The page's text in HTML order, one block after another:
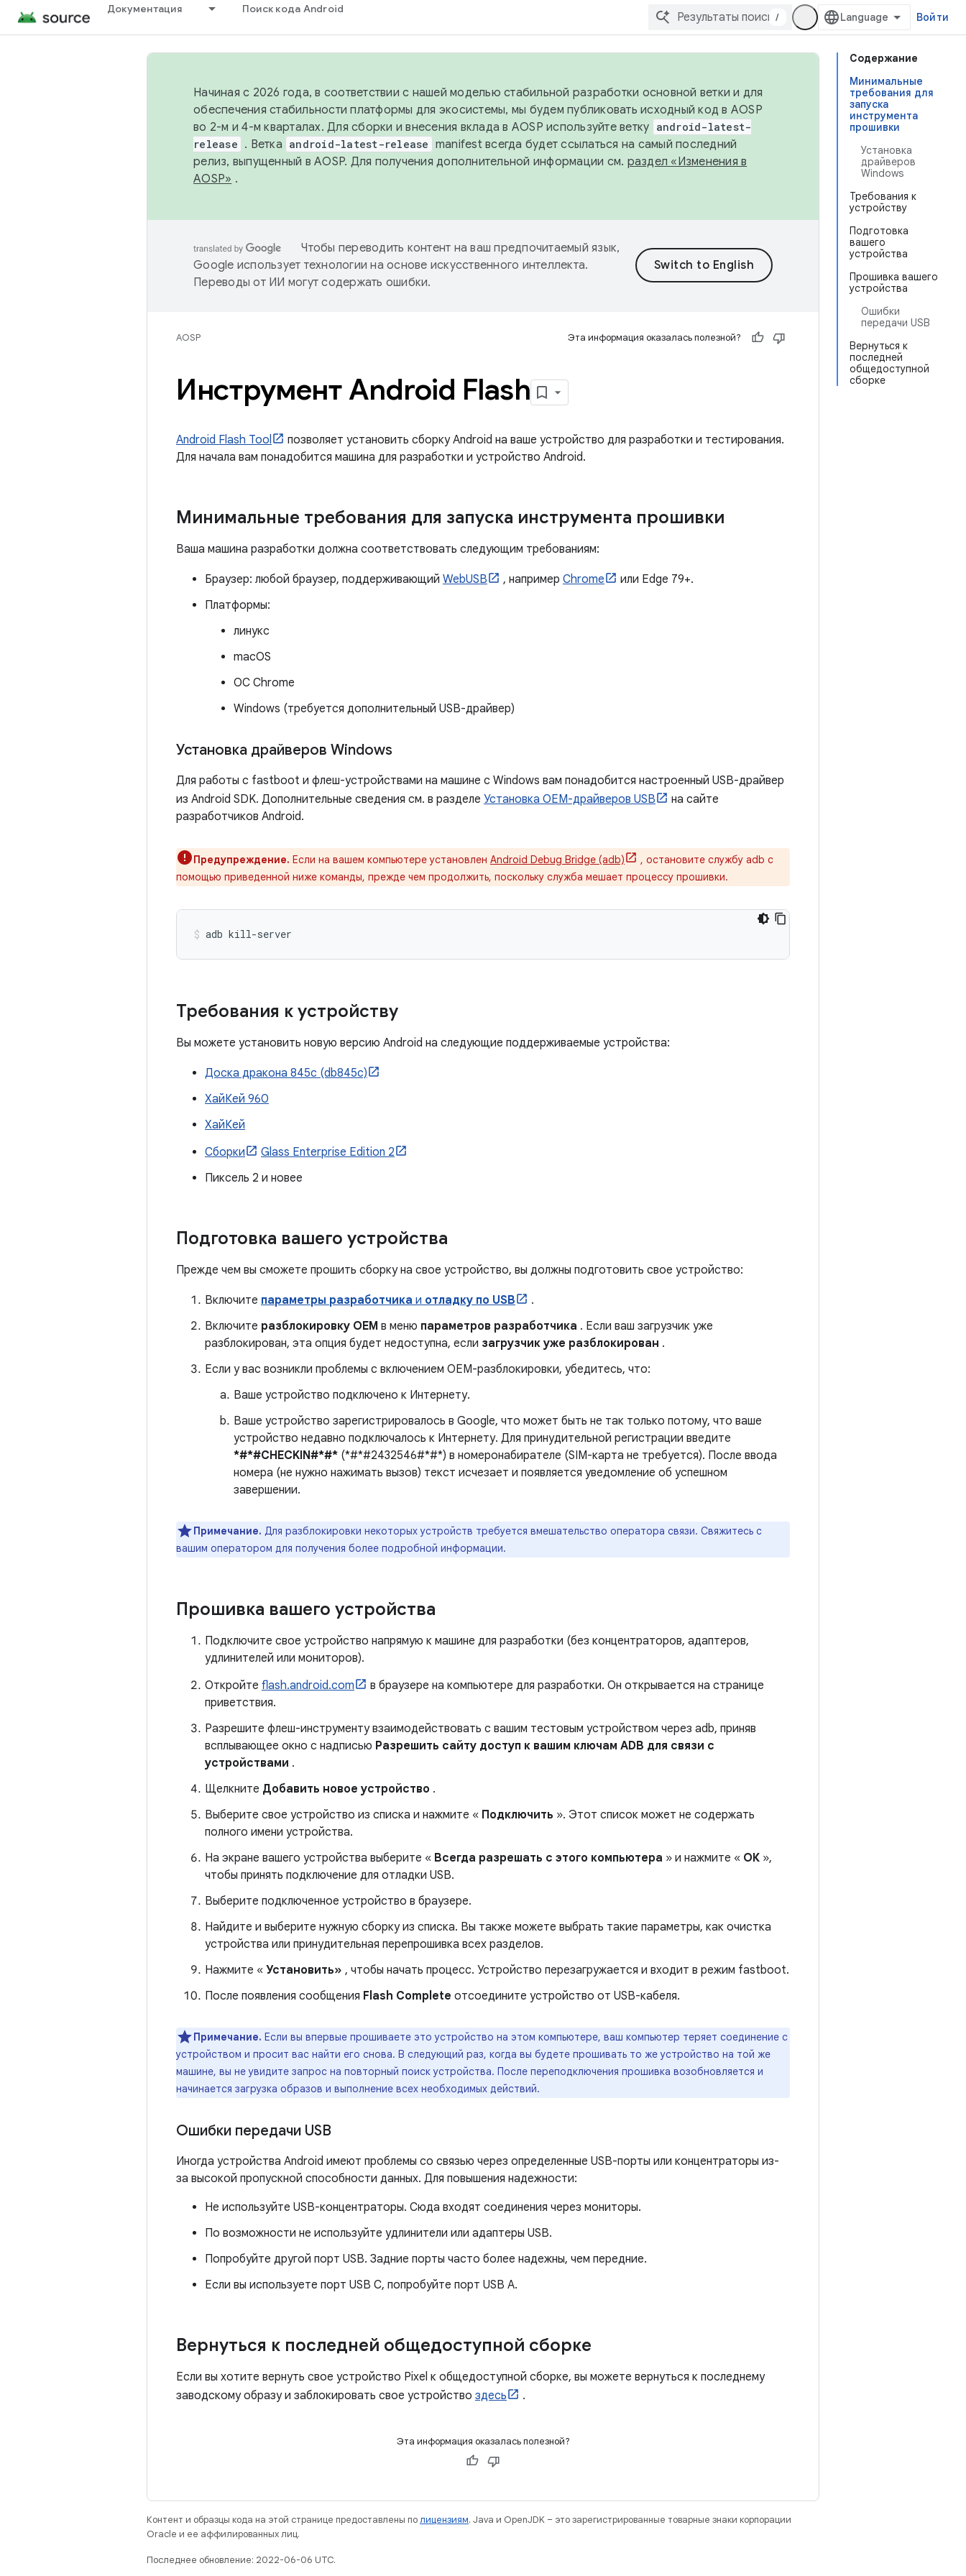
Документация Поиск кода Android
/ Войти
Содержание
Минимальные
требования для
запуска
инструмента
прошивки
Установка
драйверов
Windows
Требования к
устройству
Подготовка
вашего
устройства
Прошивка вашего
устройства
Ошибки
передачи USB
Вернуться к
последней
общедоступной
сборке
Начиная с 2026 года, в соответствии с нашей моделью стабильной разработки основной ветки и для
обеспечения стабильности платформы для экосистемы, мы будем публиковать исходный код в AOSP
во 2-м и 4-м кварталах. Для сборки и внесения вклада в AOSP используйте ветку android-latest-
release . Ветка android-latest-release manifest всегда будет ссылаться на самый последний
релиз, выпущенный в AOSP. Для получения дополнительной информации см. раздел «Изменения в
AOSP» .
Чтобы переводить контент на ваш предпочитаемый язык,
Google использует технологии на основе искусственного интеллекта.
Переводы от ИИ могут содержать ошибки.
AOSP Эта информация оказалась полезной?
Инструмент Android Flash
Android Flash Tool
позволяет установить сборку Android на ваше устройство для разработки и тестирования.
Для начала вам понадобится машина для разработки и устройство Android.
Минимальные требования для запуска инструмента прошивки
Ваша машина разработки должна соответствовать следующим требованиям:
Браузер: любой браузер, поддерживающий WebUSB , например Chrome
или Edge 79+.
Платформы:
линукс
macOS
ОС Chrome
Windows (требуется дополнительный USB-драйвер)
Установка драйверов Windows
Для работы с fastboot и флеш-устройствами на машине с Windows вам понадобится настроенный USB-драйвер
из Android SDK. Дополнительные сведения см. в разделе Установка OEM-драйверов USB
на сайте
разработчиков Android.
Предупреждение. Если на вашем компьютере установлен Android Debug Bridge (adb)
, остановите службу adb с
помощью приведенной ниже команды, прежде чем продолжить, поскольку служба мешает процессу прошивки.
Требования к устройству
Вы можете установить новую версию Android на следующие поддерживаемые устройства:
Доска дракона 845c (db845c)
ХайКей 960
ХайКей
Сборки
Glass Enterprise Edition 2
Пиксель 2 и новее
Подготовка вашего устройства
Прежде чем вы сможете прошить сборку на свое устройство, вы должны подготовить свое устройство:
Включите параметры разработчика и отладку по USB
.
Включите разблокировку OEM в меню параметров разработчика . Если ваш загрузчик уже
разблокирован, эта опция будет недоступна, если загрузчик уже разблокирован .
Если у вас возникли проблемы с включением OEM-разблокировки, убедитесь, что:
Ваше устройство подключено к Интернету.
Ваше устройство зарегистрировалось в Google, что может быть не так только потому, что ваше
устройство недавно подключалось к Интернету. Для принудительной регистрации введите
*#*#CHECKIN#*#* (*#*#2432546#*#*) в номеронабирателе (SIM-карта не требуется). После ввода
номера (не нужно нажимать вызов) текст исчезает и появляется уведомление об успешном
завершении.
Примечание. Для разблокировки некоторых устройств требуется вмешательство оператора связи. Свяжитесь с
вашим оператором для получения более подробной информации.
Прошивка вашего устройства
Подключите свое устройство напрямую к машине для разработки (без концентраторов, адаптеров,
удлинителей или мониторов).
Откройте flash.android.com
в браузере на компьютере для разработки. Он открывается на странице
приветствия.
Разрешите флеш-инструменту взаимодействовать с вашим тестовым устройством через adb, приняв
всплывающее окно с надписью Разрешить сайту доступ к вашим ключам ADB для связи с
устройствами .
Щелкните Добавить новое устройство .
Выберите свое устройство из списка и нажмите « Подключить ». Этот список может не содержать
полного имени устройства.
На экране вашего устройства выберите « Всегда разрешать с этого компьютера » и нажмите « ОК »,
чтобы принять подключение для отладки USB.
Выберите подключенное устройство в браузере.
Найдите и выберите нужную сборку из списка. Вы также можете выбрать такие параметры, как очистка
устройства или принудительная перепрошивка всех разделов.
Нажмите « Установить» , чтобы начать процесс. Устройство перезагружается и входит в режим fastboot.
После появления сообщения Flash Complete отсоедините устройство от USB-кабеля.
Примечание. Если вы впервые прошиваете это устройство на этом компьютере, ваш компьютер теряет соединение с
устройством и просит вас найти его снова. В следующий раз, когда вы будете прошивать то же устройство на той же
машине, вы не увидите запрос на повторный поиск устройства. После переподключения прошивка возобновляется и
начинается загрузка образов и выполнение всех необходимых действий.
Ошибки передачи USB
Иногда устройства Android имеют проблемы со связью через определенные USB-порты или концентраторы из-
за высокой пропускной способности данных. Для повышения надежности:
Не используйте USB-концентраторы. Сюда входят соединения через мониторы.
По возможности не используйте удлинители или адаптеры USB.
Попробуйте другой порт USB. Задние порты часто более надежны, чем передние.
Если вы используете порт USB C, попробуйте порт USB A.
Вернуться к последней общедоступной сборке
Если вы хотите вернуть свое устройство Pixel к общедоступной сборке, вы можете вернуться к последнему
заводскому образу и заблокировать свое устройство здесь .
Эта информация оказалась полезной?
Контент и образцы кода на этой странице предоставлены полицензиям. Java и OpenJDK – это зарегистрированные товарные знаки корпорации
Oracle и ее аффилированных лиц.
Последнее обновление: 2022-06-06 UTC.